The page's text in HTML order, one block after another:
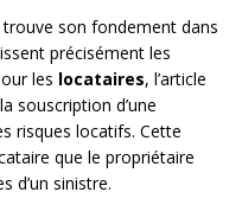
trouve son fondement dans
précisément les
les locataires, l’article
souscription d’une
risques locatifs. Cette
que le propriétaire
d’un sinistre.